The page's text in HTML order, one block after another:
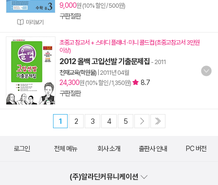
미리보기
9,000원 (10% 할인 / 500원)
구판절판
초중고 참고서 + 스터디 플래너 · 미니 콜드컵 (초중고참고서 3만원
이상)
2012 올백 고입선발 기출문제집 - 2011
천재교육(학원물) 2011년 04월
24,300원 (10% 할인 / 1,350원)
8.7
구판절판
1 2 3 4 5
로그인 전체 메뉴 회사 소개 출판사 안내 PC 버전
(주)알라딘커뮤니케이션